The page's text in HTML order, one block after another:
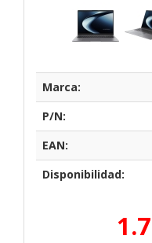
Marca:
P/N:
EAN:
Disponibilidad: